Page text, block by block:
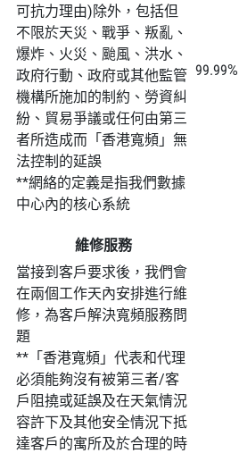
可抗力理由)除外，包括但
不限於天災、戰爭、叛亂、
爆炸、火災、颱風、洪水、
政府行動、政府或其他監管
機構所施加的制約、勞資糾
紛、貿易爭議或任何由第三
者所造成而「香港寬頻」無
法控制的延誤
**網絡的定義是指我們數據
中心內的核心系統
99.99%
維修服務
當接到客戶要求後，我們會
在兩個工作天內安排進行維
修，為客戶解決寬頻服務問
題
**「香港寬頻」代表和代理
必須能夠沒有被第三者/客
戶阻撓或延誤及在天氣情況
容許下及其他安全情況下抵
達客戶的寓所及於合理的時